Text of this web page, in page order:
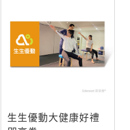
生生優動大健康好禮